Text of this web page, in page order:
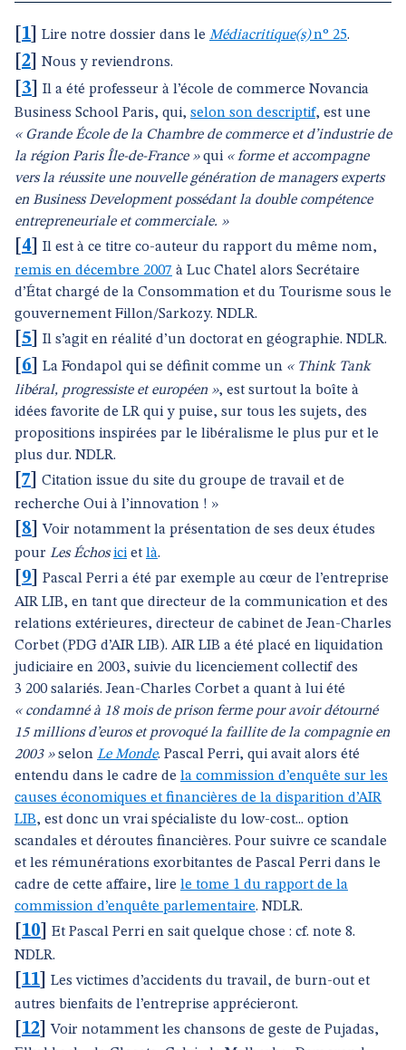
1 Lire notre dossier dans le Médiacritique(s)n° 25.
2 Nous y reviendrons.
3
Il a été professeur à l’école de commerce Novancia
Business School Paris, qui, selon son descriptif, est une
« Grande École de la Chambre de commerce et d’industrie de
la région Paris Île-de-France »qui « forme et accompagne
vers la réussite une nouvelle génération de managers experts
en Business Development possédant la double compétence
entrepreneuriale et commerciale. »
4
Il est à ce titre co-auteur du rapport du même nom,
remis en décembre 2007 à Luc Chatel alors Secrétaire
d’État chargé de la Consommation et du Tourisme sous le
gouvernement Fillon/Sarkozy. NDLR.
5 Il s’agit en réalité d’un doctorat en géographie. NDLR.
6 La Fondapol qui se définit comme un « Think Tank
libéral, progressiste et européen », est surtout la boîte à
idées favorite de LR qui y puise, sur tous les sujets, des
propositions inspirées par le libéralisme le plus pur et le
plus dur. NDLR.
7
Citation issue du site du groupe de travail et de
recherche Oui à l’innovation ! »
8 ]Voir notamment la présentation de ses deux études
pour Les Échos ici et là.
9
Pascal Perri a été par exemple au cœur de l’entreprise
AIR LIB, en tant que directeur de la communication et des
relations extérieures, directeur de cabinet de Jean-Charles
Corbet (PDG d’AIR LIB). AIR LIB a été placé en liquidation
judiciaire en 2003, suivie du licenciement collectif des
3 200 salariés. Jean-Charles Corbet a quant à lui été
« condamné à 18 mois de prison ferme pour avoir détourné
15 millions d’euros et provoqué la faillite de la compagnie en
2003 »selon Le Monde. Pascal Perri, qui avait alors été
entendu dans le cadre de la commission d’enquête sur les
causes économiques et financières de la disparition d’AIR
LIB, est donc un vrai spécialiste du low-cost... option
scandales et déroutes financières. Pour suivre ce scandale
et les rémunérations exorbitantes de Pascal Perri dans le
cadre de cette affaire, lire le tome 1 du rapport de la
commission d’enquête parlementaire. NDLR.
10
Et Pascal Perri en sait quelque chose : cf. note 8.
NDLR.
11
Les victimes d’accidents du travail, de burn-out et
autres bienfaits de l’entreprise apprécieront.
12 ]Voir notamment les chansons de geste de Pujadas,